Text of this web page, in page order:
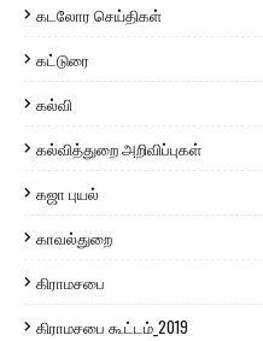
கடலோர செய்திகள்
கட்டுரை
கல்வி
கல்வித்துறை அறிவிப்புகள்
கஜா புயல்
காவல்துறை
கிராமசபை
கிராமசபை கூட்டம்_2019